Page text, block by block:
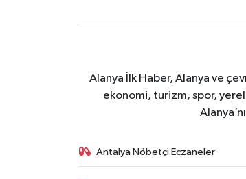
Alanya İlk Haber, Alanya ve
ekonomi, turizm, spor,
Antalya Nöbetçi Eczaneler